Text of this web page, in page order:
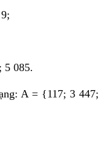
5 085.
A = {117; 3 447;